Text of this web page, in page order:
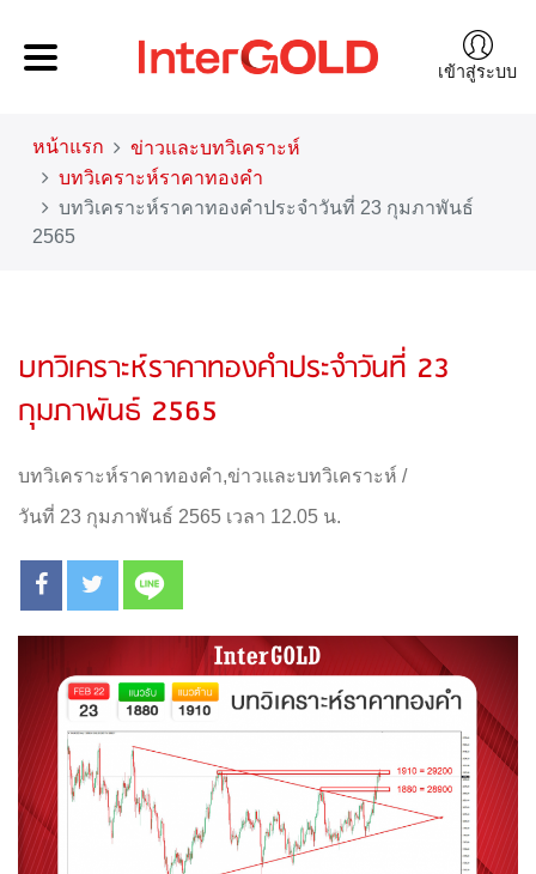
เข้าสู่ระบบ
หน้าแรก
ข่าวและบทวิเคราะห์
บทวิเคราะห์ราคาทองคำ
บทวิเคราะห์ราคาทองคำประจำวันที่ 23 กุมภาพันธ์
2565
บทวิเคราะห์ราคาทองคำประจำวันที่ 23
กุมภาพันธ์ 2565
บทวิเคราะห์ราคาทองคำ,ข่าวและบทวิเคราะห์ /
วันที่ 23 กุมภาพันธ์ 2565 เวลา 12.05 น.